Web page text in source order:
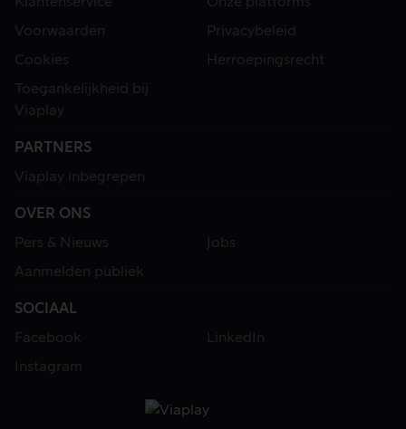
Voorwaarden
Privacybeleid
Cookies
Herroepingsrecht
Toegankelijkheid bij
Viaplay
PARTNERS
Viaplay inbegrepen
OVER ONS
Pers & Nieuws
Jobs
Aanmelden publiek
SOCIAAL
Facebook
LinkedIn
Instagram